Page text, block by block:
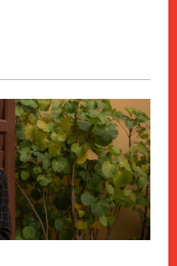
fala em
em 2020